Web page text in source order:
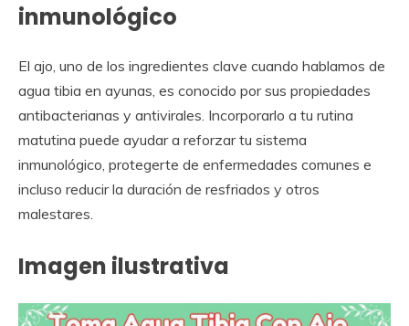
inmunológico
El ajo, uno de los ingredientes clave cuando hablamos de
agua tibia en ayunas, es conocido por sus propiedades
antibacterianas y antivirales. Incorporarlo a tu rutina
matutina puede ayudar a reforzar tu sistema
inmunológico, protegerte de enfermedades comunes e
incluso reducir la duración de resfriados y otros
malestares.
Imagen ilustrativa